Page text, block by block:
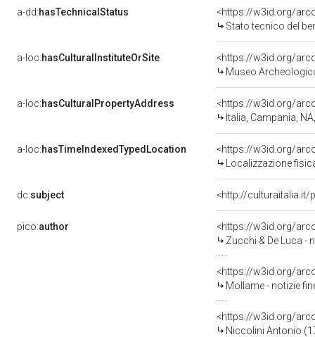
a-dd:hasTechnicalStatus
<https://w3id.org/
Stato tecnico del
a-loc:hasCulturalInstituteOrSite
<https://w3id.org/
Museo
a-loc:hasCulturalPropertyAddress
<https://w3id.org/
Italia, Campania,
a-loc:hasTimeIndexedTypedLocation
<https://w3id.org/
Localizzazione
dc:subject <http://
pico:author
<https://w3id.org/
Zucchi & De Luca -
<https://w3id.org/
Mollame - notizie
<https://w3id.org/
Niccolini Antonio